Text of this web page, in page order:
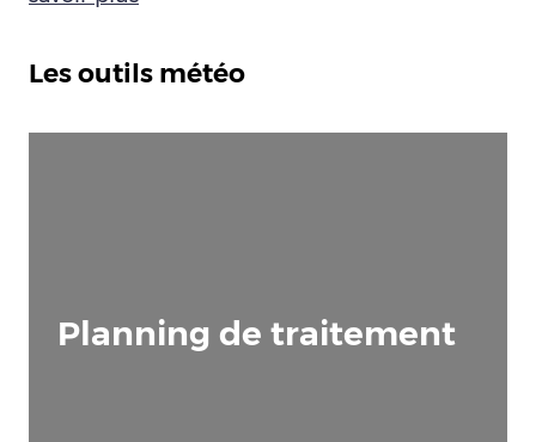
Les outils météo
Planning de traitement